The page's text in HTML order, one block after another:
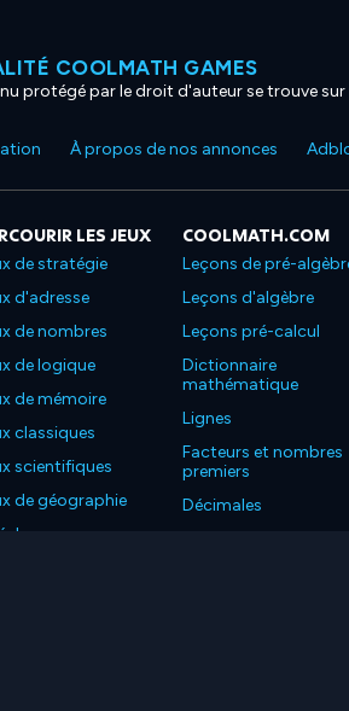
COOLMATH GAMES
protégé par le droit d'auteur se trouve
À propos de nos annonces
LES JEUX
de stratégie
d'adresse
de nombres
de logique
de mémoire
classiques
scientifiques
de géographie
nos
COOLMATH.COM
Leçons de pré-
Leçons d'algèbre
Leçons pré-calcul
Dictionnaire
mathématique
Lignes
Facteurs et nombres
premiers
Décimales